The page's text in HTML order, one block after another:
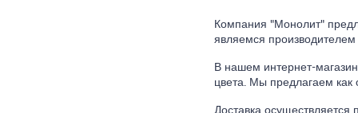
Компания "Монолит"
являемся производителем
В нашем интернет-
цвета. Мы предлагаем как
Доставка